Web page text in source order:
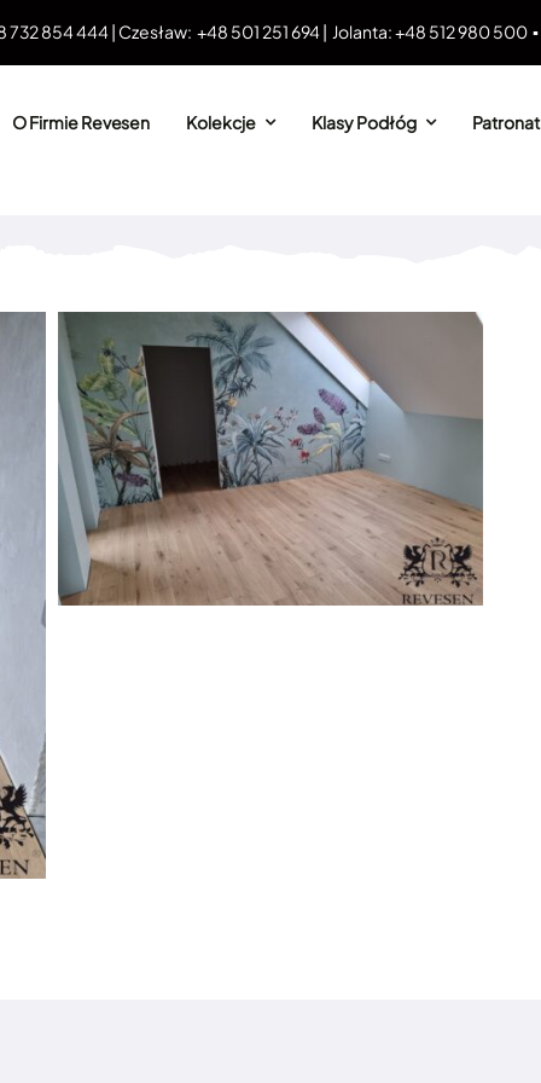
732 854 444 | Czesław: +48 501 251 694 | Jolanta: +48 512 980 500 ▪
O Firmie Revesen Kolekcje Klasy Podłóg Patronat